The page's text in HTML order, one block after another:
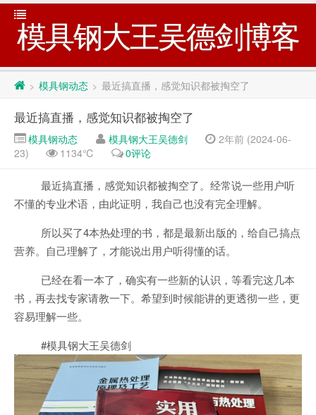
模具钢大王吴德剑博客
> 模具钢动态 > 最近搞直播，感觉知识都被掏空了
最近搞直播，感觉知识都被掏空了
模具钢动态 模具钢大王吴德剑
2年前 (2024-06-
23)
1134℃ 0评论
最近搞直播，感觉知识都被掏空了。经常说一些用户听
不懂的专业术语，由此证明，我自己也没有完全理解。
所以买了4本热处理的书，都是最新出版的，给自己搞点
营养。自己理解了，才能说出用户听得懂的话。
已经在看一本了，确实有一些新的认识，等看完这几本
书，再去找专家请教一下。希望到时候能讲的更透彻一些，更
容易理解一些。
#模具钢大王吴德剑